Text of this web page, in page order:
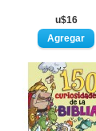
u$16